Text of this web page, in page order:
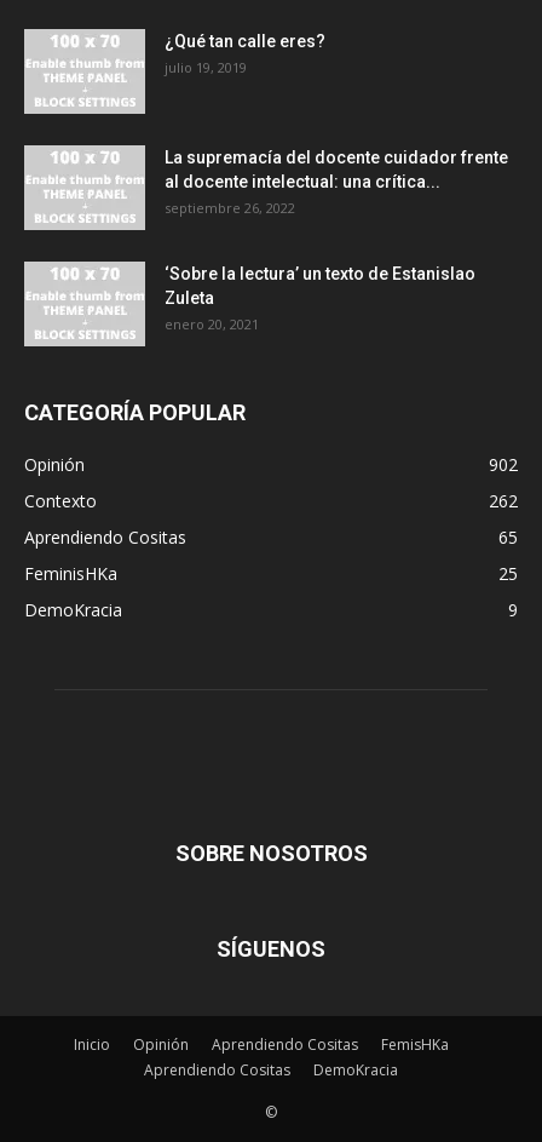
¿Qué tan calle eres?
julio 19, 2019
La supremacía del docente cuidador frente
al docente intelectual: una crítica...
septiembre 26, 2022
‘Sobre la lectura’ un texto de Estanislao
Zuleta
enero 20, 2021
CATEGORÍA POPULAR
Opinión
902
Contexto
262
Aprendiendo Cositas
65
FeminisHKa
25
DemoKracia
9
SOBRE NOSOTROS
SÍGUENOS
Inicio Opinión Aprendiendo Cositas
FemisHKa
Aprendiendo Cositas
DemoKracia
©